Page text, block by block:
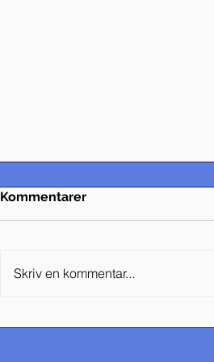
Kommentarer
Skriv en kommentar...